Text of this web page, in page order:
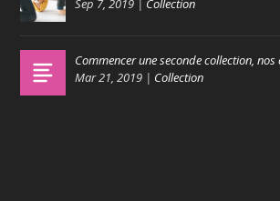
Sep 7, 2019 | Collection
Commencer une seconde collection, nos
Mar 21, 2019 | Collection